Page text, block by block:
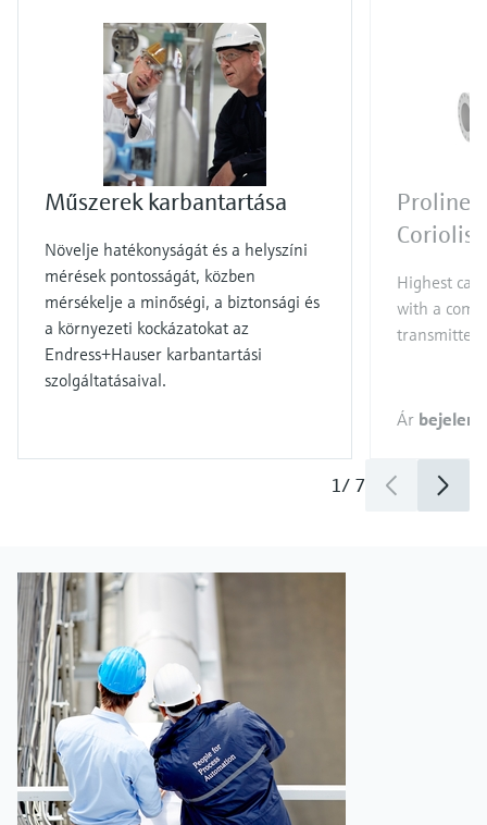
Műszerek karbantartása
Növelje hatékonyságát és a helyszíni
mérések pontosságát, közben
mérsékelje a minőségi, a biztonsági és
a környezeti kockázatokat az
Endress+Hauser karbantartási
szolgáltatásaival.
Proline
Coriolis
Highest
with a
transmitter
Ár
1/ 7